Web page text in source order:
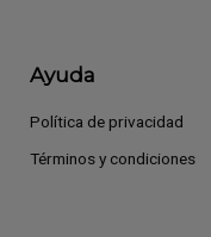
Ayuda
Política de privacidad
Términos y condiciones